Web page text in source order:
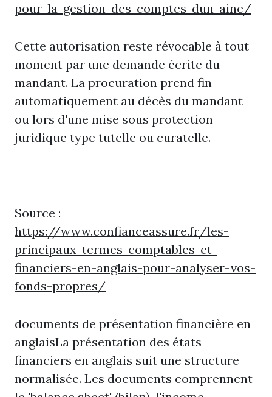
pour-la-gestion-des-comptes-dun-aine/
Cette autorisation reste révocable à tout
moment par une demande écrite du
mandant. La procuration prend fin
automatiquement au décès du mandant
ou lors d'une mise sous protection
juridique type tutelle ou curatelle.
Source :
https://www.confianceassure.fr/les-
principaux-termes-comptables-et-
financiers-en-anglais-pour-analyser-vos-
fonds-propres/
documents de présentation financière en
anglaisLa présentation des états
financiers en anglais suit une structure
normalisée. Les documents comprennent